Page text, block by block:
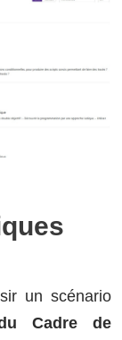
un scénario
Cadre de